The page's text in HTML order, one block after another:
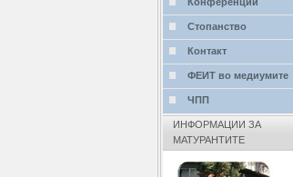
Стопанство
Контакт
ФЕИТ во медиумите
ЧПП
ИНФОРМАЦИИ ЗА
МАТУРАНТИТЕ